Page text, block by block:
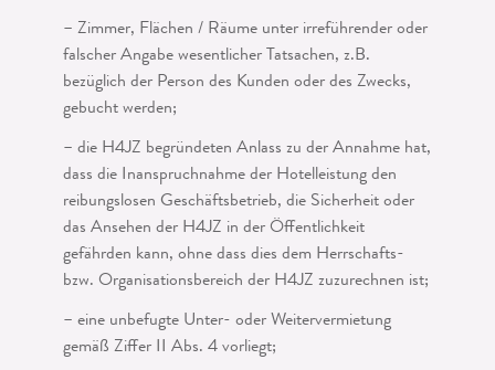
– Zimmer, Flächen / Räume unter irreführender oder
falscher Angabe wesentlicher Tatsachen, z.B.
bezüglich der Person des Kunden oder des Zwecks,
gebucht werden;
– die H4JZ begründeten Anlass zu der Annahme hat,
dass die Inanspruchnahme der Hotelleistung den
reibungslosen Geschäftsbetrieb, die Sicherheit oder
das Ansehen der H4JZ in der Öffentlichkeit
gefährden kann, ohne dass dies dem Herrschafts-
bzw. Organisationsbereich der H4JZ zuzurechnen ist;
– eine unbefugte Unter- oder Weitervermietung
gemäß Ziffer II Abs. 4 vorliegt;